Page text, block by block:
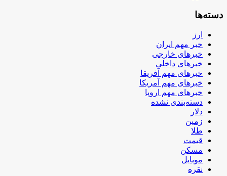
دسته‌ها
ارز
خبر مهم ایران
خبرهای خارجی
خبرهای داخلی
خبرهای مهم آفریقا
خبرهای مهم آمریکا
خبرهای مهم اروپا
دسته‌بندی نشده
دلار
زمین
طلا
قیمت
مسکن
موبایل
نقره